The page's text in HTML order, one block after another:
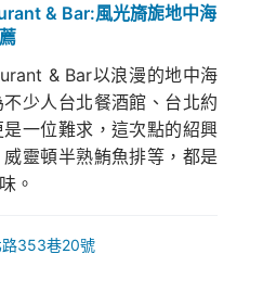
& Bar:風光旖旎地中海
& Bar以浪漫的地中海
少人台北餐酒館、台北約
一位難求，這次點的紹興
靈頓半熟鮪魚排等，都是
。
路353巷20號